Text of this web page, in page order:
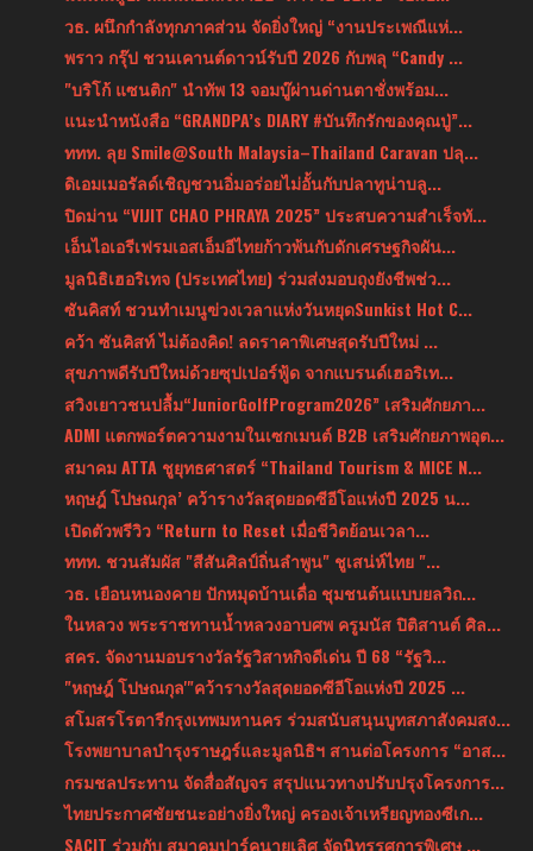
วธ. ผนึกกำลังทุกภาคส่วน จัดยิ่งใหญ่ “งานประเพณีแห่...
พราว กรุ๊ป ชวนเคานต์ดาวน์รับปี 2026 กับพลุ “Candy ...
"บริโก้ แซนติก" นำทัพ 13 จอมบู๊ผ่านด่านตาชั่งพร้อม...
แนะนำหนังสือ “GRANDPA’s DIARY #บันทึกรักของคุณปู่”...
ททท. ลุย Smile@South Malaysia–Thailand Caravan ปลุ...
ดิเอมเมอรัลด์เชิญชวนอิ่มอร่อยไม่อั้นกับปลาทูน่าบลู...
ปิดม่าน “VIJIT CHAO PHRAYA 2025” ประสบความสำเร็จทั...
เอ็นไอเอรีเฟรมเอสเอ็มอีไทยก้าวพ้นกับดักเศรษฐกิจผัน...
มูลนิธิเฮอริเทจ (ประเทศไทย) ร่วมส่งมอบถุงยังชีพช่ว...
ซันคิสท์ ชวนทำเมนูฃ่วงเวลาแห่งวันหยุดSunkist Hot C...
คว้า ซันคิสท์ ไม่ต้องคิด! ลดราคาพิเศษสุดรับปีใหม่ ...
สุขภาพดีรับปีใหม่ด้วยซุปเปอร์ฟู้ด จากแบรนด์เฮอริเท...
สวิงเยาวชนปลื้ม“JuniorGolfProgram2026” เสริมศักยภา...
ADMI แตกพอร์ตความงามในเซกเมนต์ B2B เสริมศักยภาพอุต...
สมาคม ATTA ชูยุทธศาสตร์ “Thailand Tourism & MICE N...
หฤษฎ์ โปษณกุล’ คว้ารางวัลสุดยอดซีอีโอแห่งปี 2025 น...
เปิดตัวพรีวิว “Return to Reset เมื่อชีวิตย้อนเวลา...
ททท. ชวนสัมผัส "สีสันศิลป์ถิ่นลำพูน" ชูเสน่ห์ไทย "...
วธ. เยือนหนองคาย ปักหมุดบ้านเดื่อ ชุมชนต้นแบบยลวิถ...
ในหลวง พระราชทานน้ำหลวงอาบศพ ครูมนัส ปิติสานต์ ศิล...
สคร. จัดงานมอบรางวัลรัฐวิสาหกิจดีเด่น ปี 68 “รัฐวิ...
"หฤษฎ์ โปษณกุล'"คว้ารางวัลสุดยอดซีอีโอแห่งปี 2025 ...
สโมสรโรตารีกรุงเทพมหานคร ร่วมสนับสนุนบูทสภาสังคมสง...
โรงพยาบาลบำรุงราษฎร์และมูลนิธิฯ สานต่อโครงการ “อาส...
กรมชลประทาน จัดสื่อสัญจร สรุปแนวทางปรับปรุงโครงการ...
ไทยประกาศชัยชนะอย่างยิ่งใหญ่ ครองเจ้าเหรียญทองซีเก...
SACIT ร่วมกับ สมาคมปาร์คนายเลิศ จัดนิทรรศการพิเศษ ...